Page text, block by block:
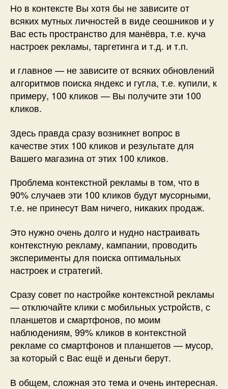
Но в контексте Вы хотя бы не зависите от
всяких мутных личностей в виде сеошников и у
Вас есть пространство для манёвра, т.е. куча
настроек рекламы, таргетинга и т.д. и т.п.
и главное — не зависите от всяких обновлений
алгоритмов поиска яндекс и гугла, т.е. купили, к
примеру, 100 кликов — Вы получите эти 100
кликов.
Здесь правда сразу возникнет вопрос в
качестве этих 100 кликов и результате для
Вашего магазина от этих 100 кликов.
Проблема контекстной рекламы в том, что в
90% случаев эти 100 кликов будут мусорными,
т.е. не принесут Вам ничего, никаких продаж.
Это нужно очень долго и нудно настраивать
контекстную рекламу, кампании, проводить
эксперименты для поиска оптимальных
настроек и стратегий.
Сразу совет по настройке контекстной рекламы
— отключайте клики с мобильных устройств, с
планшетов и смартфонов, по моим
наблюдениям, 99% кликов в контекстной
рекламе со смартфонов и планшетов — мусор,
за который с Вас ещё и деньги берут.
В общем, сложная это тема и очень интересная.